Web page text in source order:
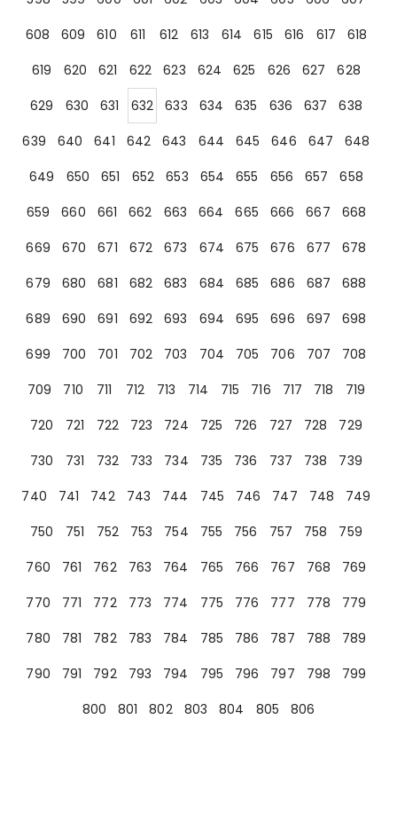
608
609 610 611 612 613 614 615 616 617
618
619
620 621 622 623 624 625 626 627
628
629
630 631 632 633 634 635 636 637
638
639
640 641 642 643 644 645 646 647
648
649
650 651 652 653 654 655 656 657
658
659
660 661 662 663 664 665 666 667
668
669
670 671 672 673 674 675 676 677
678
679
680 681 682 683 684 685 686 687
688
689
690 691 692 693 694 695 696 697
698
699
700 701 702 703 704 705 706 707
708
709
710 711 712 713 714 715 716 717 718
719
720
721 722 723 724 725 726 727 728
729
730
731 732 733 734 735 736 737 738
739
740
741 742 743 744 745 746 747 748
749
750
751 752 753 754 755 756 757 758
759
760
761 762 763 764 765 766 767 768
769
770
771 772 773 774 775 776 777 778
779
780
781 782 783 784 785 786 787 788
789
790
791 792 793 794 795 796 797 798
799
800
801 802 803 804 805 806